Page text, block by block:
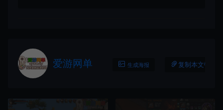
爱游网单 生成海报 复制本文链接